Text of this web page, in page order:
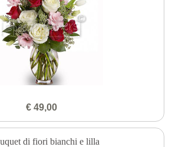
€ 49,00
di fiori bianchi e lilla